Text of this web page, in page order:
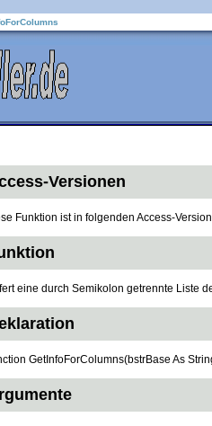
Versionen
Funktion ist in folgenden Access-
eine durch Semikolon getrennte Liste
GetInfoForColumns(bstrBase As